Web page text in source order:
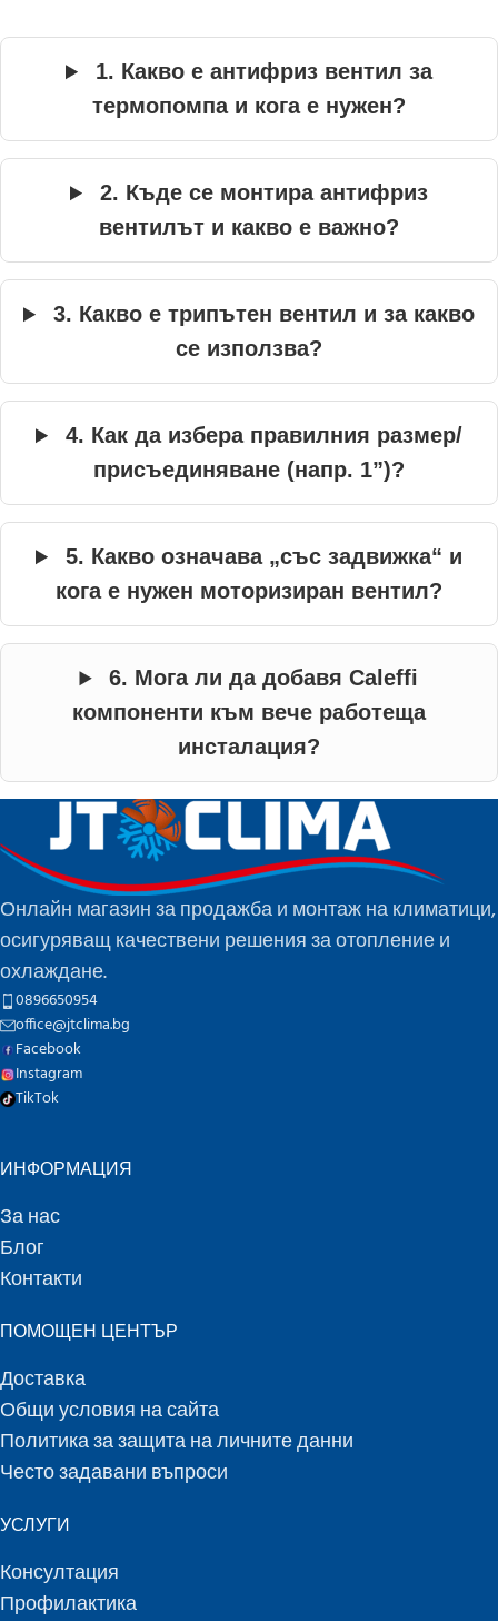
1. Какво е антифриз вентил за
термопомпа и кога е нужен?
2. Къде се монтира антифриз
вентилът и какво е важно?
3. Какво е трипътен вентил и за какво
се използва?
4. Как да избера правилния размер/
присъединяване (напр. 1”)?
5. Какво означава „със задвижка“ и
кога е нужен моторизиран вентил?
6. Мога ли да добавя Caleffi
компоненти към вече работеща
инсталация?
Онлайн магазин за продажба и монтаж на климатици,
осигуряващ качествени решения за отопление и
охлаждане.
0896650954
office@jtclima.bg
Facebook
Instagram
TikTok
ИНФОРМАЦИЯ
За нас
Блог
Контакти
ПОМОЩЕН ЦЕНТЪР
Доставка
Общи условия на сайта
Политика за защита на личните данни
Често задавани въпроси
УСЛУГИ
Консултация
Профилактика